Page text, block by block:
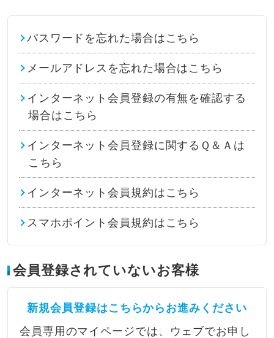
パスワードを忘れた場合はこちら
メールアドレスを忘れた場合はこちら
インターネット会員登録の有無を確認する
場合はこちら
インターネット会員登録に関するＱ＆Ａは
こちら
インターネット会員規約はこちら
スマホポイント会員規約はこちら
会員登録されていないお客様
新規会員登録はこちらからお進みください
会員専用のマイページでは、ウェブでお申し